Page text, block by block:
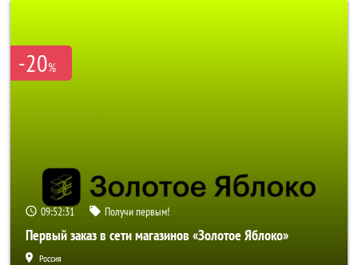
-20%
09:52:29 Получи первым!
Первый заказ в сети магазинов «Золотое Яблоко»
Россия